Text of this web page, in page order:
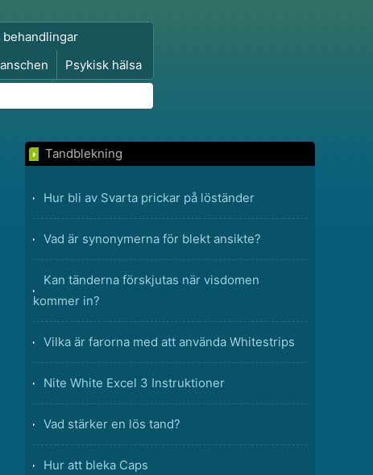
behandlingar
Psykisk hälsa
Tandblekning
Hur bli av Svarta prickar på löständer
Vad är synonymerna för blekt ansikte?
Kan tänderna förskjutas när visdomen
kommer in?
Vilka är farorna med att använda Whitestrips
Nite White Excel 3 Instruktioner
Vad stärker en lös tand?
Hur att bleka Caps